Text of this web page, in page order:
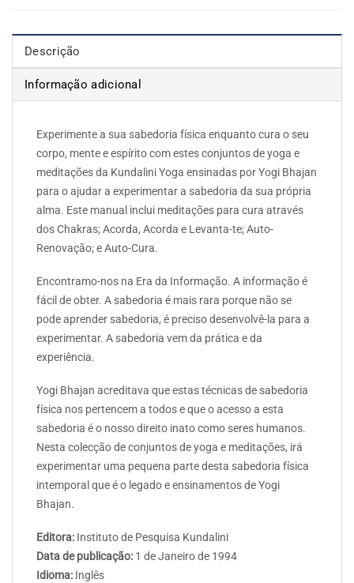
Descrição
Informação adicional
Experimente a sua sabedoria física enquanto cura o seu
corpo, mente e espírito com estes conjuntos de yoga e
meditações da Kundalini Yoga ensinadas por Yogi Bhajan
para o ajudar a experimentar a sabedoria da sua própria
alma. Este manual inclui meditações para cura através
dos Chakras; Acorda, Acorda e Levanta-te; Auto-
Renovação; e Auto-Cura.
Encontramo-nos na Era da Informação. A informação é
fácil de obter. A sabedoria é mais rara porque não se
pode aprender sabedoria, é preciso desenvolvê-la para a
experimentar. A sabedoria vem da prática e da
experiência.
Yogi Bhajan acreditava que estas técnicas de sabedoria
física nos pertencem a todos e que o acesso a esta
sabedoria é o nosso direito inato como seres humanos.
Nesta colecção de conjuntos de yoga e meditações, irá
experimentar uma pequena parte desta sabedoria física
intemporal que é o legado e ensinamentos de Yogi
Bhajan.
Editora: Instituto de Pesquisa Kundalini
Data de publicação: 1 de Janeiro de 1994
Idioma: Inglês